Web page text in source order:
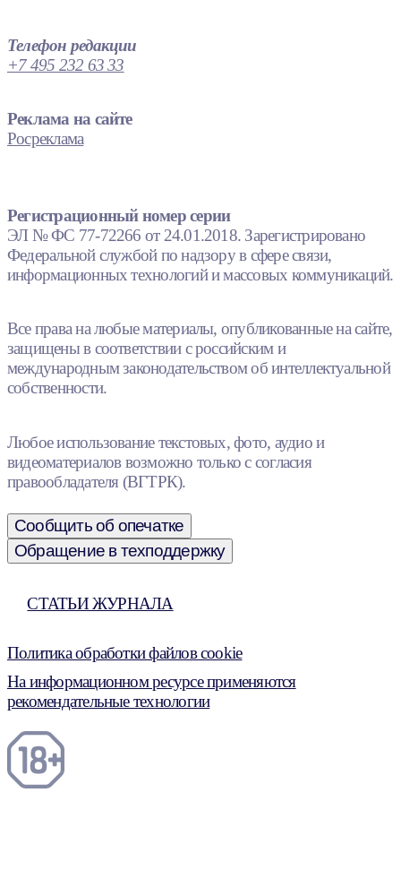
Телефон редакции
+7 495 232 63 33
Реклама на сайте
Росреклама
Регистрационный номер серии
ЭЛ № ФС 77-72266 от 24.01.2018. Зарегистрировано
Федеральной службой по надзору в сфере связи,
информационных технологий и массовых коммуникаций.
Все права на любые материалы, опубликованные на сайте,
защищены в соответствии с российским и
международным законодательством об интеллектуальной
собственности.
Любое использование текстовых, фото, аудио и
видеоматериалов возможно только с согласия
правообладателя (ВГТРК).
Сообщить об опечатке
Обращение в техподдержку
СТАТЬИ ЖУРНАЛА
Политика обработки файлов cookie
На информационном ресурсе применяются
рекомендательные технологии